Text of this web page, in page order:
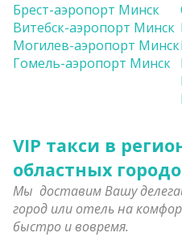
Брест-аэропорт Минск
Витебск-аэропорт Минск
Могилев-аэропорт Минск
Гомель-аэропорт Минск
VIP такси в
областных
Мы доставим Вашу
город или отель на
быстро и вовремя.